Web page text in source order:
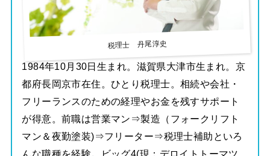
税理士 丹尾淳史
1984年10月30日生まれ。滋賀県大津市生まれ。京
都府長岡京市在住。ひとり税理士。相続や会社・
フリーランスのための経理やお金を残すサポート
が得意。前職は営業マン⇒製造（フォークリフト
マン＆夜勤塗装)⇒フリーター⇒税理士補助といろ
んな職種を経験。ビッグ4(現：デロイトトーマツ